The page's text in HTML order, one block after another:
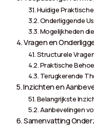
Huidige
Onderliggende
Mogelijkheden
Vragen en
Structurele
Praktische
Terugkerende
Inzichten en
Belangrijkste
Aanbevelingen
Samenvatting